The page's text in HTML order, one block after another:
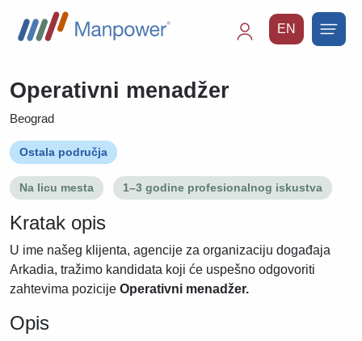
EN
Operativni menadžer
Beograd
Ostala područja
Na licu mesta 1–3 godine profesionalnog iskustva
Kratak opis
U ime našeg klijenta, agencije za organizaciju događaja
Arkadia, tražimo kandidata koji će uspešno odgovoriti
zahtevima pozicije Operativni menadžer.
Opis